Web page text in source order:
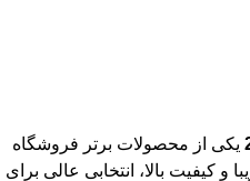
یکی از محصولات برتر فروشگاه
و کیفیت بالا، انتخابی عالی برای